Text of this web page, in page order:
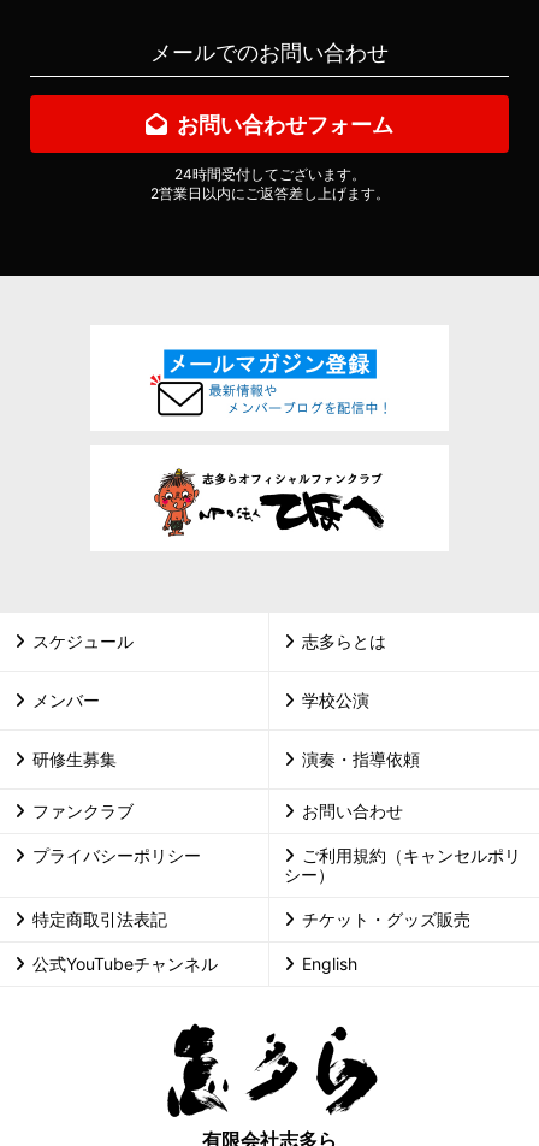
メールでのお問い合わせ
お問い合わせフォーム
24時間受付してございます。
2営業日以内にご返答差し上げます。
スケジュール 志多らとは
メンバー 学校公演
研修生募集 演奏・指導依頼
ファンクラブ お問い合わせ
プライバシーポリシー
ご利用規約（キャンセルポリ
シー）
特定商取引法表記 チケット・グッズ販売
公式YouTubeチャンネル English
有限会社志多ら